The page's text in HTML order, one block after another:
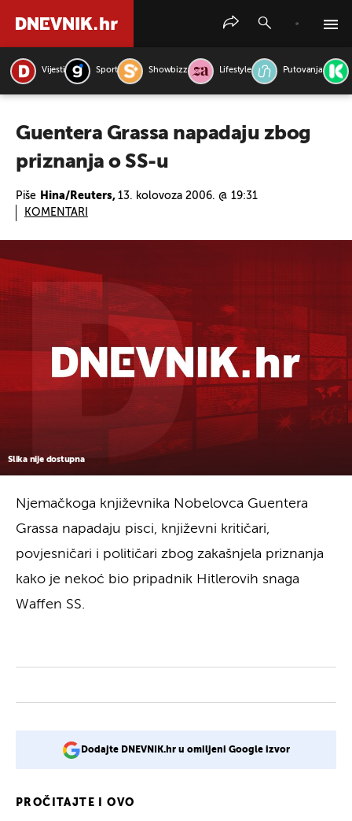
Vijesti Sport Showbizz Lifestyle Putovanja
Guentera Grassa napadaju zbog
priznanja o SS-u
Piše Hina/Reuters, 13. kolovoza 2006. @ 19:31
KOMENTARI
Slika nije dostupna
Njemačkoga književnika Nobelovca Guentera
Grassa napadaju pisci, književni kritičari,
povjesničari i političari zbog zakašnjela priznanja
kako je nekoć bio pripadnik Hitlerovih snaga
Waffen SS.
Dodajte DNEVNIK.hr u omiljeni Google izvor
PROČITAJTE I OVO
PRETRAŽITE VIJESTI